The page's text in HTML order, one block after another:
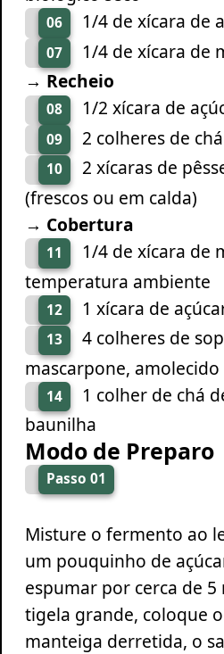
06 1/4 de xícara de
07
1/4 de xícara de
→ Recheio
08 1/2 xícara de
09 2 colheres de
10
2 xícaras de
(frescos ou em calda)
→ Cobertura
11
1/4 de xícara de
temperatura ambiente
12 1 xícara de
13
4 colheres de
mascarpone, amolecido
14
1 colher de chá
baunilha
Modo de Preparo
Passo 01
Misture o fermento ao
um pouquinho de
espumar por cerca de
tigela grande, coloque
manteiga derretida, o